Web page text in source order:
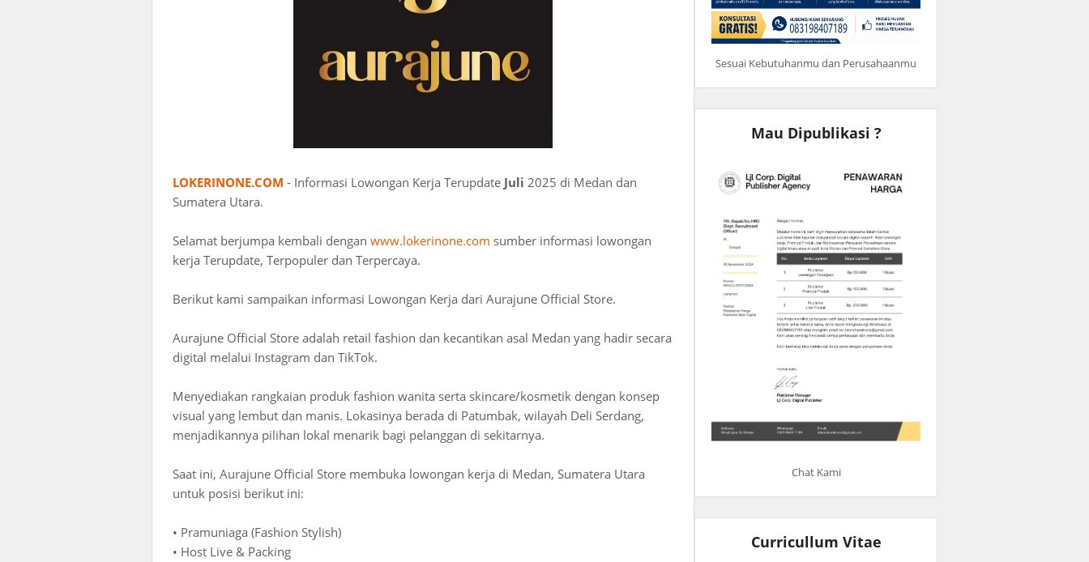
LOKERINONE.COM - Informasi Lowongan Kerja Terupdate Juli 2025 di Medan dan
Sumatera Utara.
Selamat berjumpa kembali dengan www.lokerinone.com sumber informasi lowongan
kerja Terupdate, Terpopuler dan Terpercaya.
Berikut kami sampaikan informasi Lowongan Kerja dari Aurajune Official Store.
Aurajune Official Store adalah retail fashion dan kecantikan asal Medan yang hadir secara
digital melalui Instagram dan TikTok.
Menyediakan rangkaian produk fashion wanita serta skincare/kosmetik dengan konsep
visual yang lembut dan manis. Lokasinya berada di Patumbak, wilayah Deli Serdang,
menjadikannya pilihan lokal menarik bagi pelanggan di sekitarnya.
Saat ini, Aurajune Official Store membuka lowongan kerja di Medan, Sumatera Utara
untuk posisi berikut ini:
• Pramuniaga (Fashion Stylish)
• Host Live & Packing
Sesuai Kebutuhanmu dan Perusahaanmu
Mau Dipublikasi ?
Chat Kami
Curricullum Vitae